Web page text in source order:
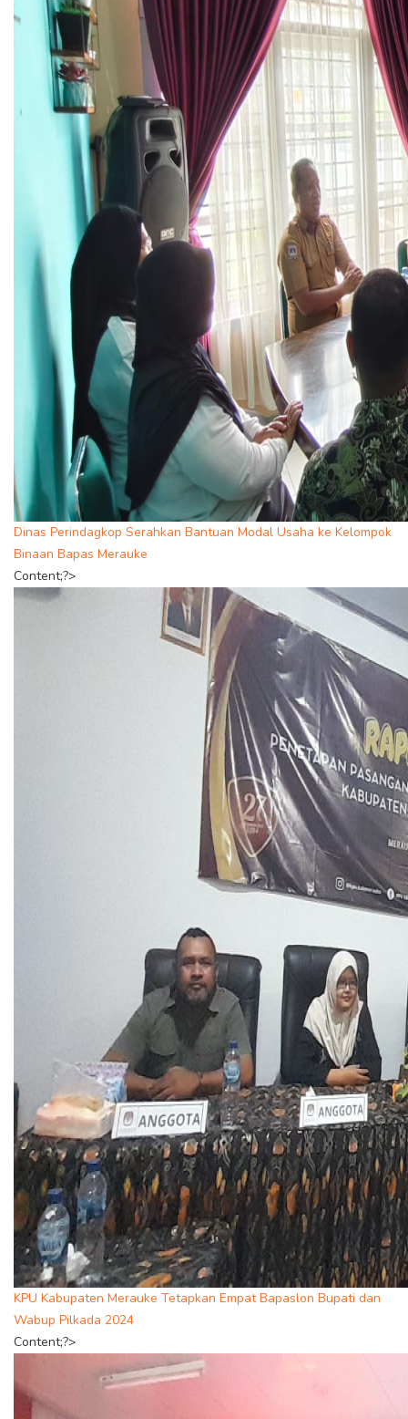
Dinas Perindagkop Serahkan Bantuan Modal Usaha ke Kelompok
Binaan Bapas Merauke
Content;?>
KPU Kabupaten Merauke Tetapkan Empat Bapaslon Bupati dan
Wabup Pilkada 2024
Content;?>